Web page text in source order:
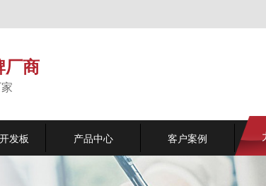
厂商
发板 产品中心 客户案例